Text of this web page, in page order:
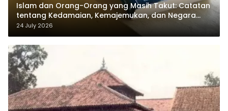
Islam dan Orang-Orang yang Masih Takut: Catatan
tentang Kedamaian, Kemajemukan, dan Negara
dalam Pemikiran Masykuri Abdillah
24 July 2026